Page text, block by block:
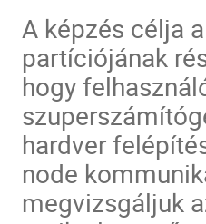
A képzés célja
partíciójának
hogy
hardver
node
megvizsgáljuk